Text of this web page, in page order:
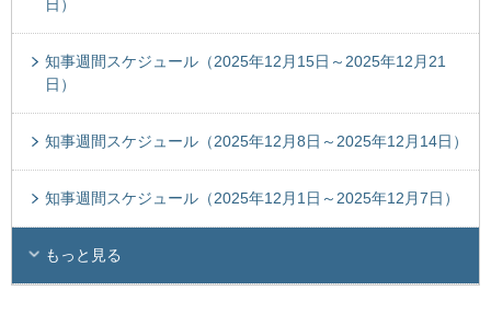
日）
知事週間スケジュール（2025年12月15日～2025年12月21
日）
知事週間スケジュール（2025年12月8日～2025年12月14日）
知事週間スケジュール（2025年12月1日～2025年12月7日）
もっと見る